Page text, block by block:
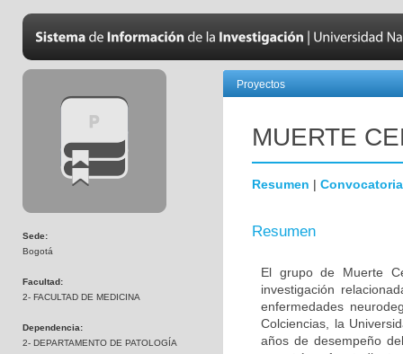
Sede:
Bogotá
Facultad:
2- FACULTAD DE MEDICINA
Dependencia:
2- DEPARTAMENTO DE PATOLOGÍA
Proyectos
MUERTE
Resumen | Convocatoria
Resumen
El grupo de Muerte
investigación
enfermedades
Colciencias, la
años de desempeño